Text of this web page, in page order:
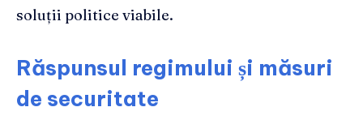
soluții politice viabile.
Răspunsul regimului și măsuri
de securitate